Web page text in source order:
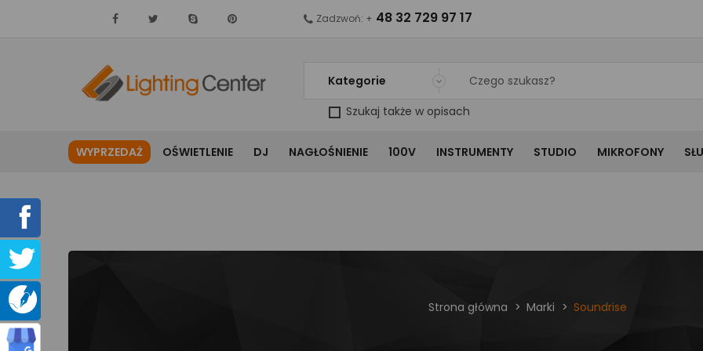
Kategorie
Szukaj także w opisach
Zadzwoń: + 48 32 729 97 17
WYPRZEDAŻ OŚWIETLENIE DJ NAGŁOŚNIENIE 100V INSTRUMENTY STUDIO MIKROFONY
Strona główna Marki Soundrise